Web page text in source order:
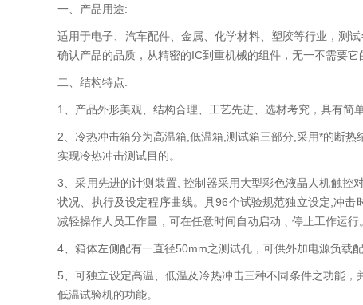
一、产品用途:
适用于电子、汽车配件、金属、化学材料、塑胶等行业，测
确认产品的品质，从精密的IC到重机械的组件，无一不需要它
二、结构特点:
1、产品外形美观、结构合理、工艺先进、选材考究，具有简
2、冷热冲击箱分为高温箱,低温箱,测试箱三部分,采用*的断
实现冷热冲击测试目的。
3、采用先进的计测装置, 控制器采用大型彩色液晶人机触控
状况、执行及设定程序曲线。具96个试验规范独立设定,冲
减轻操作人员工作量，可在任意时间自动启动﹑停止工作运行。
4、箱体左侧配有一直径50mm之测试孔，可供外加电源负载配
5、可独立设定高温、低温及冷热冲击三种不同条件之功能
低温试验机的功能。